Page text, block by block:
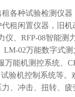
各种试验检测仪器
租闲置仪器，旧机
仪、RFP-08智能
02万能数字式测
能机测控系统、
验机控制系统等
、冲击、扭转、